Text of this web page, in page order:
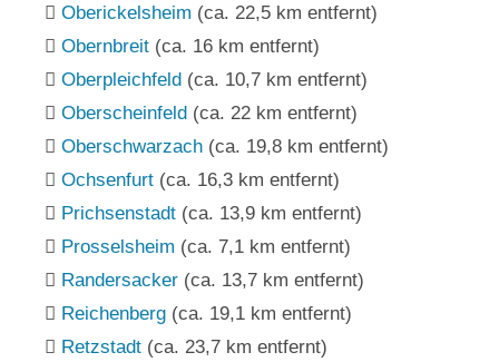
Oberickelsheim (ca. 22,5 km entfernt)
Obernbreit (ca. 16 km entfernt)
Oberpleichfeld (ca. 10,7 km entfernt)
Oberscheinfeld (ca. 22 km entfernt)
Oberschwarzach (ca. 19,8 km entfernt)
Ochsenfurt (ca. 16,3 km entfernt)
Prichsenstadt (ca. 13,9 km entfernt)
Prosselsheim (ca. 7,1 km entfernt)
Randersacker (ca. 13,7 km entfernt)
Reichenberg (ca. 19,1 km entfernt)
Retzstadt (ca. 23,7 km entfernt)